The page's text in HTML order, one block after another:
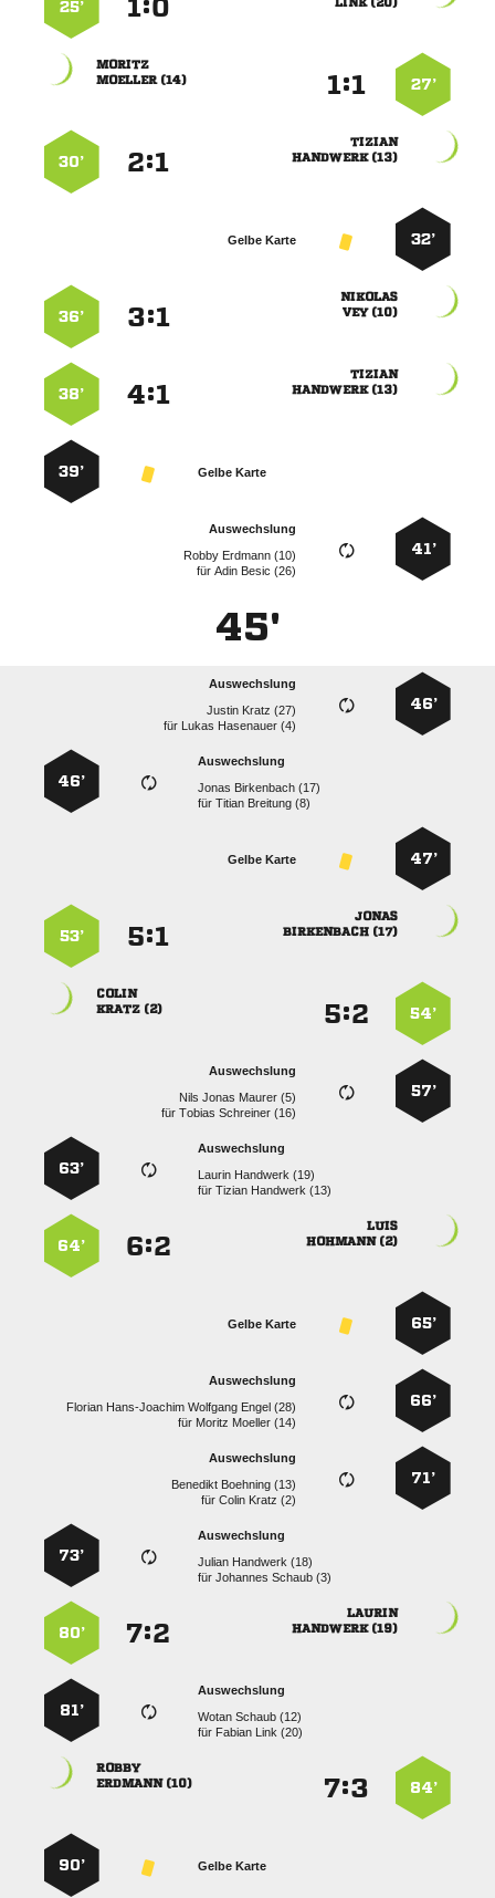
 
:
25’
27’
:

 

 
:
30’
32’
Gelbe Karte

 
:
36’

 
:
38’
Gelbe Karte
39’
41’
Auswechslung
  
für  
45'
46’
Auswechslung
  
für   
Auswechslung
  
für  
46’
47’
Gelbe Karte

 
:
53’
54’
:

 
57’
Auswechslung
   
für  
Auswechslung
  
für  
63’

 
:
64’
65’
Gelbe Karte
66’
Auswechslung
    
für   
71’
Auswechslung
  
für  
Auswechslung
  
für  
73’

 
:
80’
Auswechslung
  
für   
81’
84’
:

 
Gelbe Karte
90’